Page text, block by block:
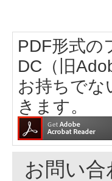
PDF形式の
DC（旧
お持ちでな
きます。
お問い合